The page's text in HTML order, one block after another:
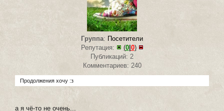
Группа: Посетители
Репутация:
(0| 0)
Публикаций: 2
Комментариев: 240
Продолжения хочу :з
а я чё-то не очень...